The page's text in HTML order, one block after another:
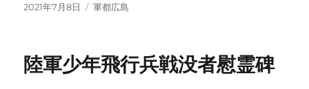
投
2021年7月8日
カ
ー
軍都広島
陸軍少年飛行兵戦没者慰霊碑